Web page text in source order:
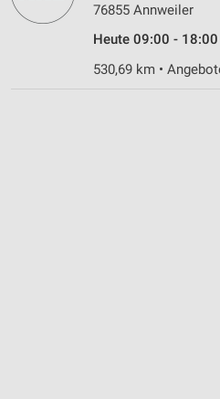
76855 Annweiler
Heute 09:00 - 18:00
530,69 km •